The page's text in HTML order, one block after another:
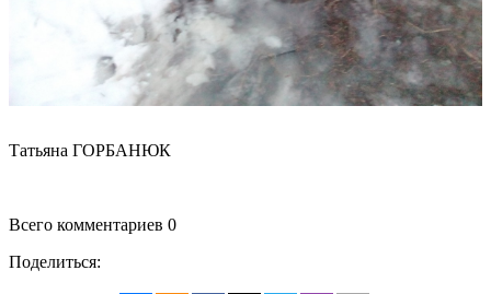
Татьяна ГОРБАНЮК
Всего комментариев 0
Поделиться: